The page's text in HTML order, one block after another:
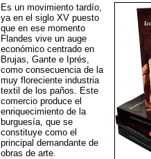
Es un movimiento tardío,
ya en el siglo XV puesto
que en ese momento
Flandes vive un auge
económico centrado en
Brujas, Gante e Iprés,
como consecuencia de la
muy floreciente industria
textil de los paños. Este
comercio produce el
enriquecimiento de la
burguesía, que se
constituye como el
principal demandante de
obras de arte.